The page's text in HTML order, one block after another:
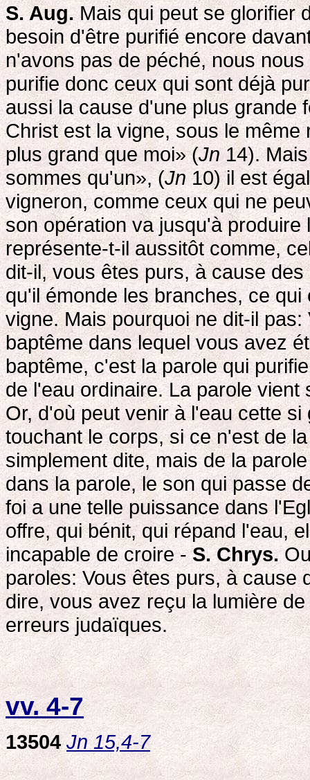
S. Aug.Mais qui peut se glorifier
besoin d'être purifié encore
n'avons pas de péché, nous
purifie donc ceux qui sont déjà
aussi la cause d'une plus grande
Christ est la vigne, sous le
plus grand que moi» (Jn14).
sommes qu'un», (Jn10) il est
vigneron, comme ceux qui ne
son opération va jusqu'à
représente-t-il aussitôt comme,
dit-il, vous êtes purs, à cause
qu'il émonde les branches, ce
vigne. Mais pourquoi ne dit-il
baptême dans lequel vous avez
baptême, c'est la parole qui
de l'eau ordinaire. La parole
Or, d'où peut venir à l'eau cette
touchant le corps, si ce n'est de
simplement dite, mais de la
dans la parole, le son qui passe
foi a une telle puissance dans
offre, qui bénit, qui répand l'eau,
incapable de croire -S. Chrys.
paroles: Vous êtes purs, à cause
dire, vous avez reçu la lumière
erreurs judaïques.
vv. 4-7
13504 Jn 15,4-7